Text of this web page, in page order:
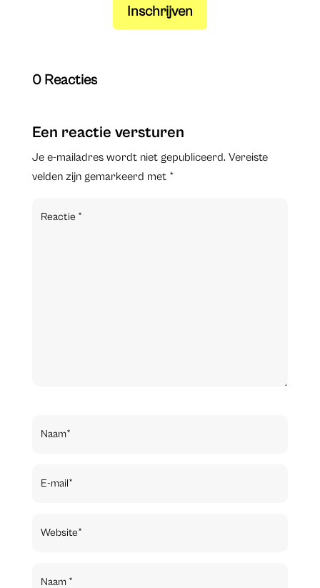
Inschrijven
0 Reacties
Een reactie versturen
Je e-mailadres wordt niet gepubliceerd. Vereiste
velden zijn gemarkeerd met *